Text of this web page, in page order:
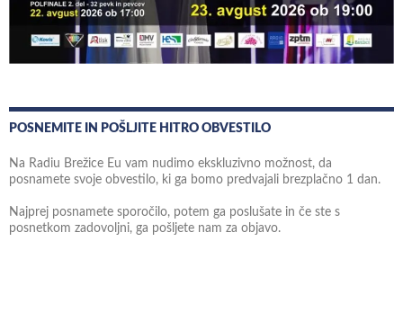
POSNEMITE IN POŠLJITE HITRO OBVESTILO
Na Radiu Brežice Eu vam nudimo ekskluzivno možnost, da
posnamete svoje obvestilo, ki ga bomo predvajali brezplačno 1 dan.
Najprej posnamete sporočilo, potem ga poslušate in če ste s
posnetkom zadovoljni, ga pošljete nam za objavo.